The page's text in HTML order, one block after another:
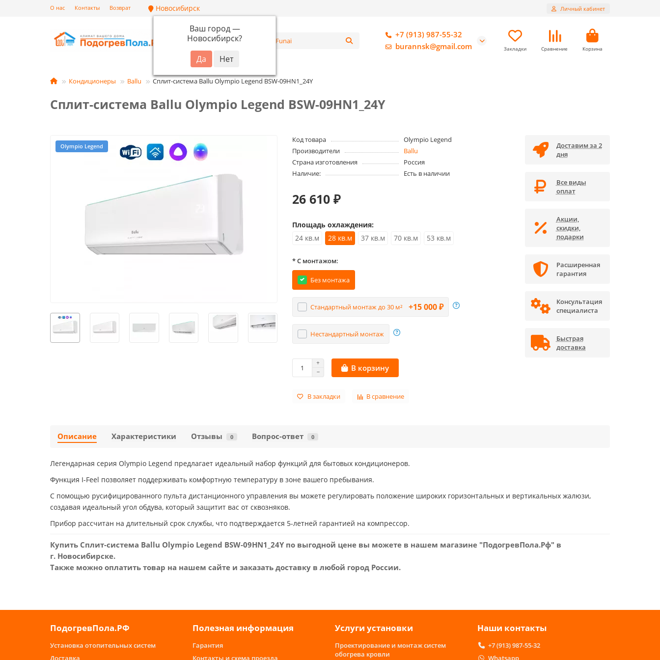
О нас Контакты Возврат Новосибирск
Ваш город —
Новосибирск?
Личный кабинет
Каталог
+7 (913) 987-55-32
burannsk@gmail.com
Закладки Сравнение Корзина
Кондиционеры Ballu Сплит-система Ballu Olympio Legend BSW-09HN1_24Y
Сплит-система Ballu Olympio Legend BSW-09HN1_24Y
Olympio Legend
Код товара
Olympio Legend
Производители
Ballu
Страна изготовления
Россия
Наличие:
Есть в наличии
26 610 ₽
Площадь охлаждения:
24 кв.м
28 кв.м 37 кв.м 70 кв.м 53 кв.м
* С монтажом:
Без монтажа
Стандартный монтаж до 30 м²+15 000 ₽
Нестандартный монтаж
В корзину
В закладки В сравнение
Доставим за 2
дня
Все виды
оплат
Акции,
скидки,
подарки
Расширенная
гарантия
Консультация
специалиста
Быстрая
доставка
Описание Характеристики Отзывы 0 Вопрос-ответ 0
Легендарная серия Olympio Legend предлагает идеальный набор функций для бытовых кондиционеров.
Функция I-Feel позволяет поддерживать комфортную температуру в зоне вашего пребывания.
С помощью русифицированного пульта дистанционного управления вы можете регулировать положение широких горизонтальных и вертикальных жалюзи,
создавая идеальный угол обдува, который защитит вас от сквозняков.
Прибор рассчитан на длительный срок службы, что подтверждается 5-летней гарантией на компрессор.
Купить Сплит-система Ballu Olympio Legend BSW-09HN1_24Y по выгодной цене вы можете в нашем магазине "ПодогревПола.Рф" в
г. Новосибирске.
Также можно оплатить товар на нашем сайте и заказать доставку в любой город России.
ПодогревПола.РФ
Установка отопительных систем
Доставка
Полезная информация
Гарантия
Контакты и схема проезда
Услуги установки
Проектирование и монтаж систем
обогрева кровли
Наши контакты
+7 (913) 987-55-32
Whatsapp